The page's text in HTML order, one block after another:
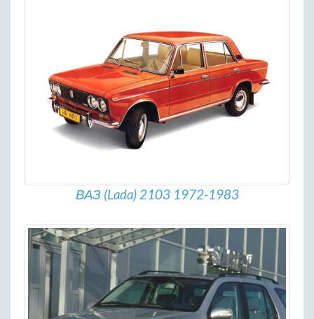
ВАЗ (Lada) 2103 1972-1983